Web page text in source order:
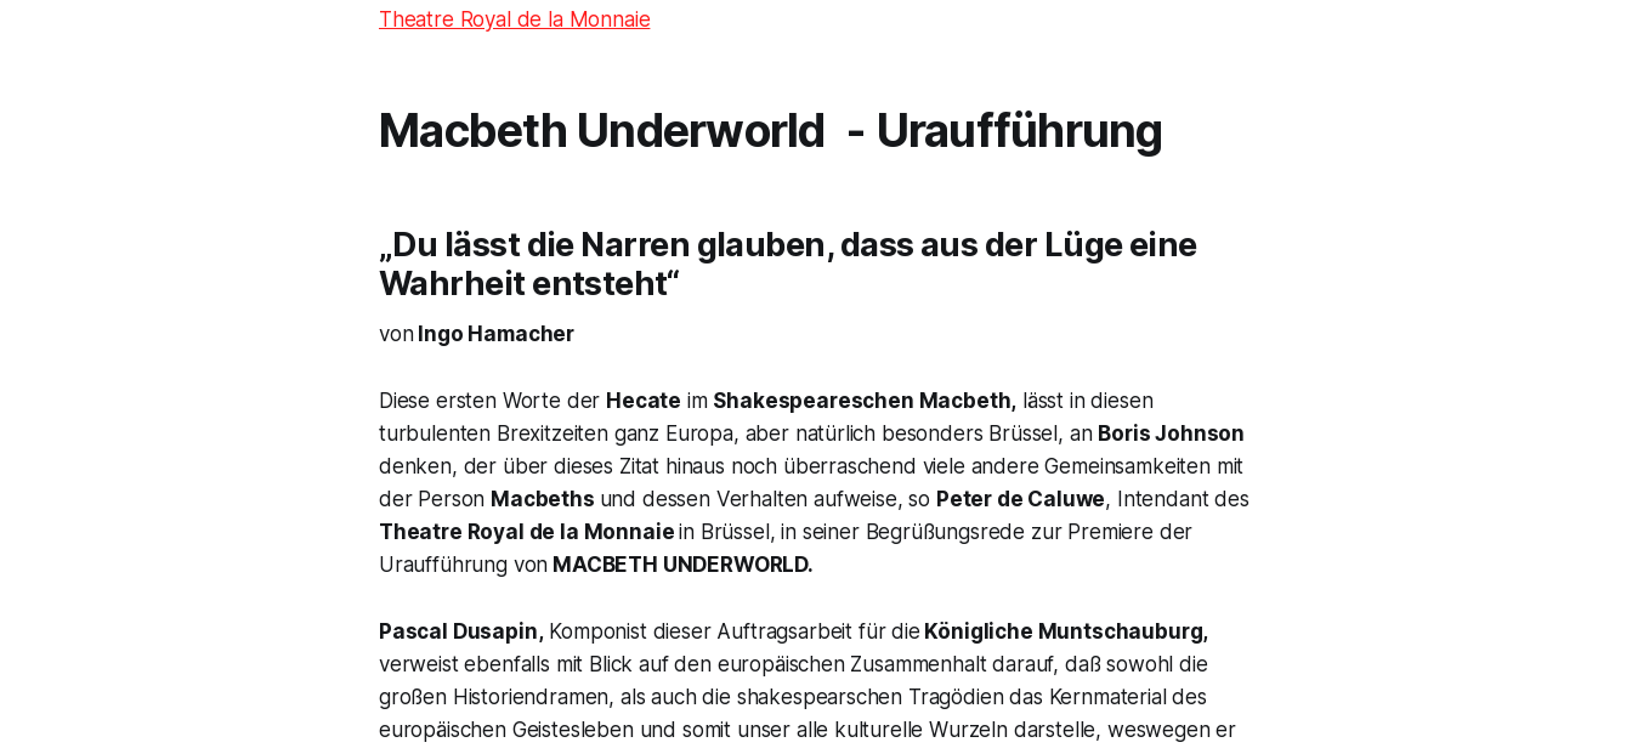
Theatre Royal de la Monnaie
Macbeth Underworld - Uraufführung
„Du lässt die Narren glauben, dass aus der Lüge eine
Wahrheit entsteht“
vonIngo Hamacher
Diese ersten Worte der Hecate im Shakespeareschen Macbeth, lässt in diesen
turbulenten Brexitzeiten ganz Europa, aber natürlich besonders Brüssel, an Boris Johnson
denken, der über dieses Zitat hinaus noch überraschend viele andere Gemeinsamkeiten mit
der Person Macbeths und dessen Verhalten aufweise, so Peter de Caluwe, Intendant des
Theatre Royal de la Monnaiein Brüssel, in seiner Begrüßungsrede zur Premiere der
Uraufführung von MACBETH UNDERWORLD.
Pascal Dusapin,Komponist dieser Auftragsarbeit für die Königliche Muntschauburg,
verweist ebenfalls mit Blick auf den europäischen Zusammenhalt darauf, daß sowohl die
großen Historiendramen, als auch die shakespearschen Tragödien das Kernmaterial des
europäischen Geistesleben und somit unser alle kulturelle Wurzeln darstelle, weswegen er